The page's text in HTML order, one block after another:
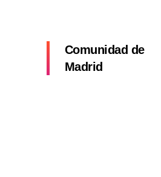
Comunidad de
Madrid